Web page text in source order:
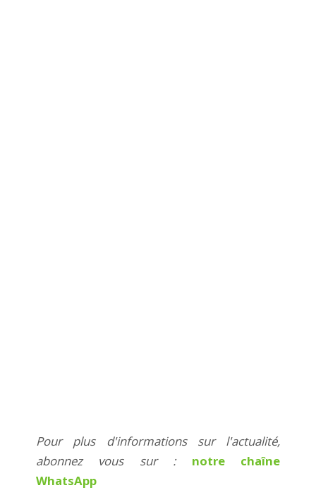
Pour plus d'informations sur l'actualité,
abonnez vous sur : notre chaîne
WhatsApp